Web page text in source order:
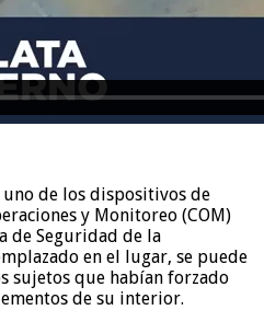
uno de los dispositivos de
y Monitoreo (COM)
de Seguridad de la
en el lugar, se puede
sujetos que habían forzado
de su interior.